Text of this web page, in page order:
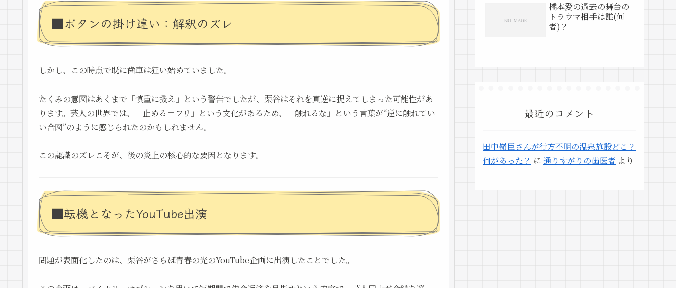
■ボタンの掛け違い：解釈のズレ
しかし、この時点で既に歯車は狂い始めていました。
たくみの意図はあくまで「慎重に扱え」という警告でしたが、栗谷はそれを真逆に捉えてしまった可能性があ
ります。芸人の世界では、「止める＝フリ」という文化があるため、「触れるな」という言葉が“逆に触れてい
い合図”のように感じられたのかもしれません。
この認識のズレこそが、後の炎上の核心的な要因となります。
■転機となったYouTube出演
問題が表面化したのは、栗谷がさらば青春の光のYouTube企画に出演したことでした。
橋本愛の過去の舞台の
トラウマ相手は誰(何
者)？
最近のコメント
田中嶺臣さんが行方不明の温泉施設どこ？
何があった？ に 通りすがりの歯医者 より